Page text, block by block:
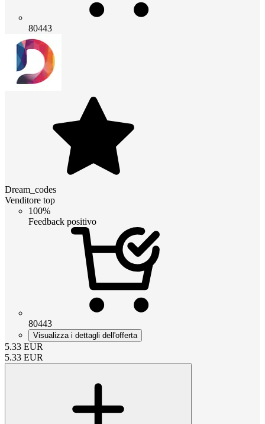
80443
Dream_codes
Venditore top
100%
Feedback positivo
80443
Visualizza i dettagli dell'offerta
5.33 EUR
5.33 EUR